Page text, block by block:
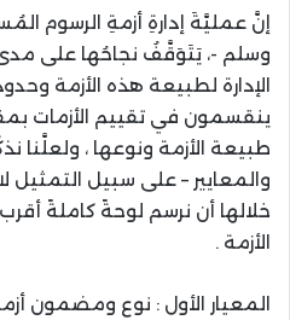
إنَّ عمليَّةَ إدارةِ أزمةِ الرسوم
وسلم -، يَتَوَقَّفُ نجاحُها على
الإدارة لطبيعة هذه الأزمة
ينقسمون في تقييم الأزمات
طبيعة الأزمة ونوعها ، ولعلَّنا
والمعايير – على سبيل التمثيل
خلالها أن نرسم لوحةً كاملةً
الأزمة .
المعيار الأول : نوع ومضمون